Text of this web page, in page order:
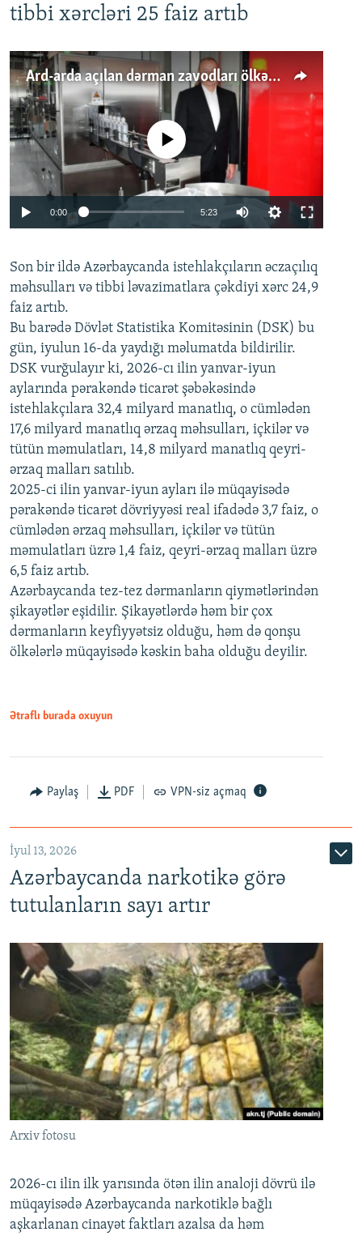
tibbi xərcləri 25 faiz artıb
Ard-arda açılan dərman zavodları ölkənin tələbatını ödəyirmi?
Auto 240p 360p 480p
720p 1080p
No media source currently available
0:00 5:23
360p
480p
720p
1080p
Son bir ildə Azərbaycanda istehlakçıların əczaçılıq
məhsulları və tibbi ləvazimatlara çəkdiyi xərc 24,9
faiz artıb.
Bu barədə Dövlət Statistika Komitəsinin (DSK) bu
gün, iyulun 16-da yaydığı məlumatda bildirilir.
DSK vurğulayır ki, 2026-cı ilin yanvar-iyun
aylarında pərakəndə ticarət şəbəkəsində
istehlakçılara 32,4 milyard manatlıq, o cümlədən
17,6 milyard manatlıq ərzaq məhsulları, içkilər və
tütün məmulatları, 14,8 milyard manatlıq qeyri-
ərzaq malları satılıb.
2025-ci ilin yanvar-iyun ayları ilə müqayisədə
pərakəndə ticarət dövriyyəsi real ifadədə 3,7 faiz, o
cümlədən ərzaq məhsulları, içkilər və tütün
məmulatları üzrə 1,4 faiz, qeyri-ərzaq malları üzrə
6,5 faiz artıb.
Azərbaycanda tez-tez dərmanların qiymətlərindən
şikayətlər eşidilir. Şikayətlərdə həm bir çox
dərmanların keyfiyyətsiz olduğu, həm də qonşu
ölkələrlə müqayisədə kəskin baha olduğu deyilir.
Ətraflı burada oxuyun
Paylaş PDF VPN-siz açmaq
İyul 13, 2026
Azərbaycanda narkotikə görə
tutulanların sayı artır
Arxiv fotosu
2026-cı ilin ilk yarısında ötən ilin analoji dövrü ilə
müqayisədə Azərbaycanda narkotiklə bağlı
aşkarlanan cinayət faktları azalsa da həm